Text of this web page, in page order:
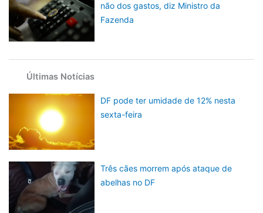
não dos gastos, diz Ministro da
Fazenda
Últimas Notícias
DF pode ter umidade de 12% nesta
sexta-feira
Três cães morrem após ataque de
abelhas no DF